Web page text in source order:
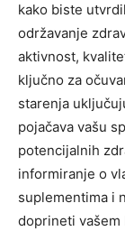
kako biste
održavanje
aktivnost,
ključno za
starenja
pojačava vašu
potencijalnih
informiranje o
suplementima i
doprineti vašem